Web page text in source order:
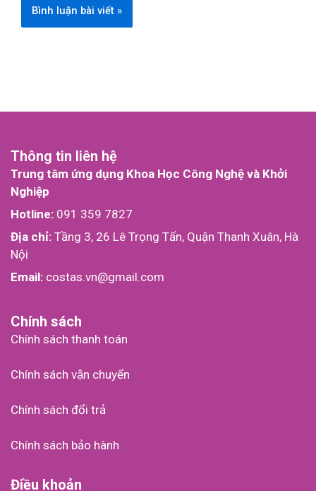
Thông tin liên hệ
Trung tâm ứng dụng Khoa Học Công Nghệ và Khởi
Nghiệp
Hotline: 091 359 7827
Địa chỉ: Tầng 3, 26 Lê Trọng Tấn, Quận Thanh Xuân, Hà
Nội
Email: costas.vn@gmail.com
Chính sách
Chính sách thanh toán
Chính sách vận chuyển
Chính sách đổi trả
Chính sách bảo hành
Điều khoản